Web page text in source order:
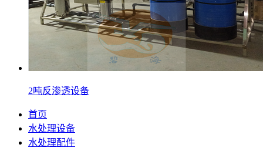
2吨反渗透设备
首页
水处理设备
水处理配件